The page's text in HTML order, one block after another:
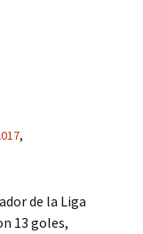
,
de la Liga
13 goles,